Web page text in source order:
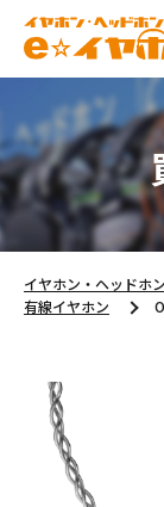
イヤホン・ヘッドホ
有線イヤホン